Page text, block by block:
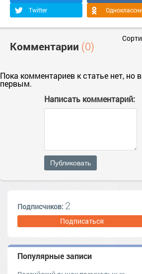
Twitter
Комментарии (0)
Пока комментариев к статье нет, но
первым.
Написать комментарий:
Публиковать
Подписчиков: 2
Подписаться
Популярные записи